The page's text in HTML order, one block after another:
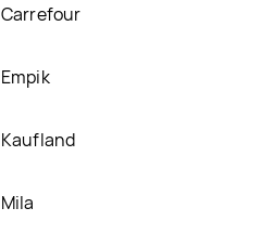
Carrefour
Empik
Kaufland
Mila